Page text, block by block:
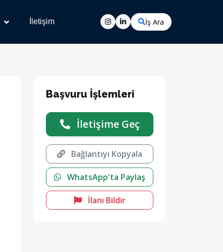
İletişim İş Ara
Başvuru İşlemleri
İletişime Geç
Bağlantıyı Kopyala
WhatsApp'ta Paylaş
İlanı Bildir